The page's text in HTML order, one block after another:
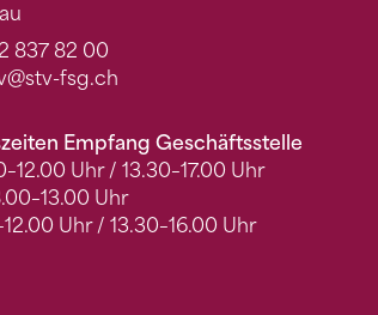
837 82 00
@stv-fsg.ch
Empfang Geschäftsstelle
Uhr / 13.30–17.00 Uhr
Uhr
Uhr / 13.30–16.00 Uhr